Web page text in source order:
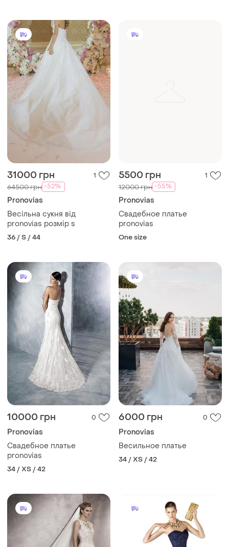
31000 грн 1
64500 грн -52%
Pronovias
Весільна сукня від
pronovias розмір s
36 / S / 44
5500 грн 1
12000 грн -55%
Pronovias
Свадебное платье
pronovias
One size
10000 грн 0
Pronovias
Свадебное платье
pronovias
34 / XS / 42
6000 грн 0
Pronovias
Весильное платье
34 / XS / 42